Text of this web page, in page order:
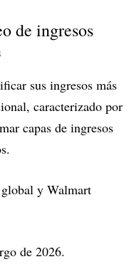
de ingresos
sus ingresos más
caracterizado por
capas de ingresos
y Walmart
de 2026.